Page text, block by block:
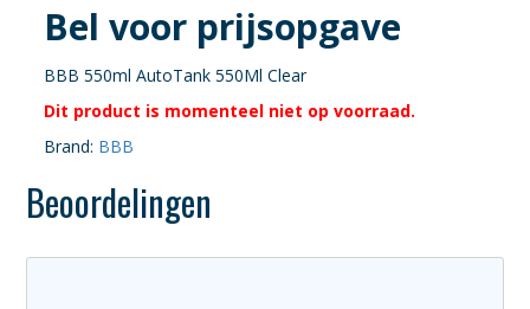
Bel voor prijsopgave
BBB 550ml AutoTank 550Ml Clear
Dit product is momenteel niet op voorraad.
Brand: BBB
Beoordelingen